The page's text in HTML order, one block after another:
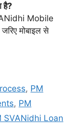
है?
Mobile
मोबाइल से
, PM
, PM
SVANidhi Loan